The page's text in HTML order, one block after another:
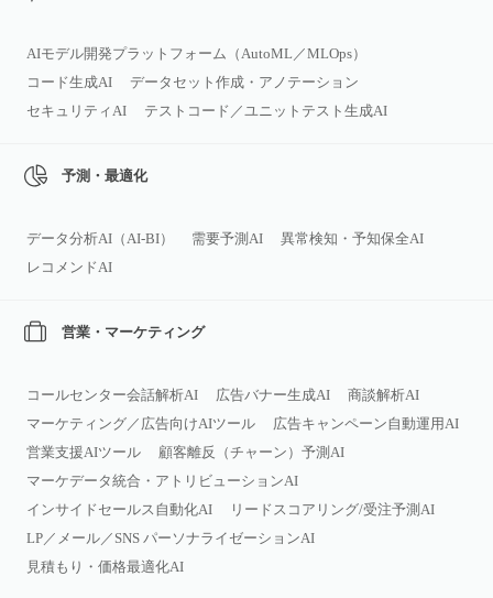
AIモデル開発プラットフォーム（AutoML／MLOps）
コード生成AI
データセット作成・アノテーション
セキュリティAI
テストコード／ユニットテスト生成AI
予測・最適化
データ分析AI（AI‑BI） 需要予測AI
異常検知・予知保全AI
レコメンドAI
営業・マーケティング
コールセンター会話解析AI 広告バナー生成AI
商談解析AI
マーケティング／広告向けAIツール
広告キャンペーン自動運用AI
営業支援AIツール
顧客離反（チャーン）予測AI
マーケデータ統合・アトリビューションAI
インサイドセールス自動化AI
リードスコアリング/受注予測AI
LP／メール／SNS パーソナライゼーションAI
見積もり・価格最適化AI